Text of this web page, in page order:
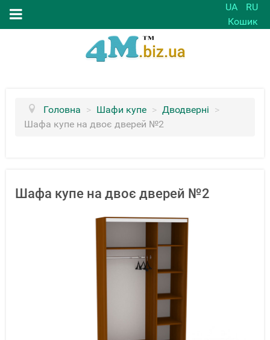
UA
RU
Кошик
Головна > Шафи купе > Дводверні >
Шафа купе на двоє дверей №2
Шафа купе на двоє дверей №2